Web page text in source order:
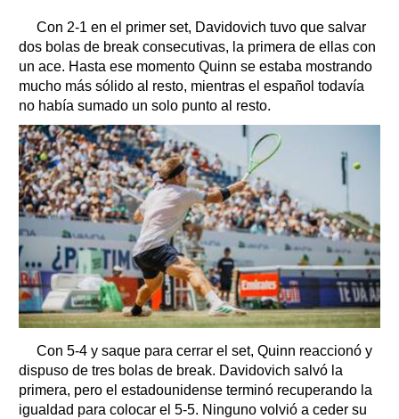
Con 2-1 en el primer set, Davidovich tuvo que salvar
dos bolas de break consecutivas, la primera de ellas con
un ace. Hasta ese momento Quinn se estaba mostrando
mucho más sólido al resto, mientras el español todavía
no había sumado un solo punto al resto.
Con 5-4 y saque para cerrar el set, Quinn reaccionó y
dispuso de tres bolas de break. Davidovich salvó la
primera, pero el estadounidense terminó recuperando la
igualdad para colocar el 5-5. Ninguno volvió a ceder su